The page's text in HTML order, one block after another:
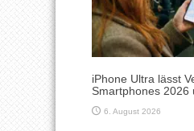
iPhone Ultra lässt
Smartphones 2026
6. August 2026